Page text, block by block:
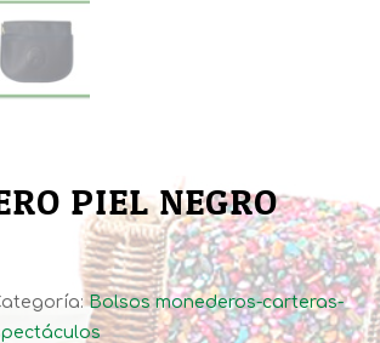
PIEL NEGRO
Bolsos monederos-carteras-